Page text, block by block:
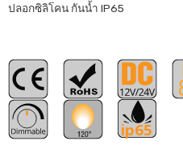
ปลอกซิลิโคน กันน้ำ IP65
ip65